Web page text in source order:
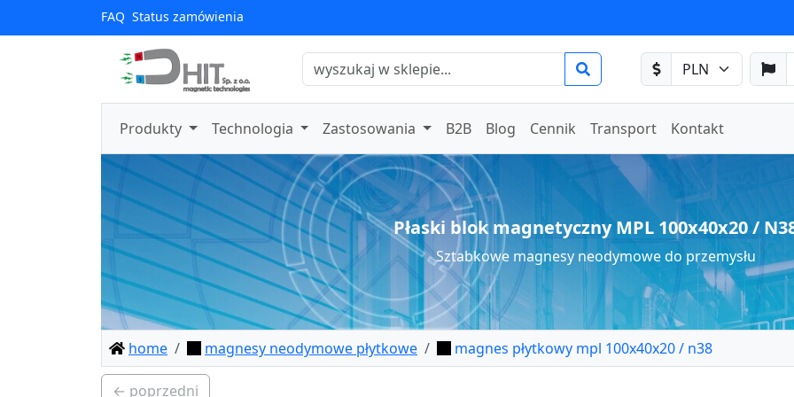
FAQ Status zamówienia
Produkty Technologia Zastosowania B2B Blog Cennik Transport Kontakt
Płaski blok magnetyczny MPL 100x40x20 /
Sztabkowe magnesy neodymowe do przemysłu
home magnesy neodymowe płytkowe magnes płytkowy mpl 100x40x20 / n38
← poprzedni